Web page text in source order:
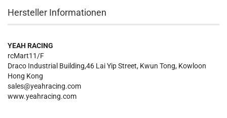
Hersteller Informationen
YEAH RACING
rcMart11/F
Draco Industrial Building,46 Lai Yip Street, Kwun Tong, Kowloon
Hong Kong
sales@yeahracing.com
www.yeahracing.com